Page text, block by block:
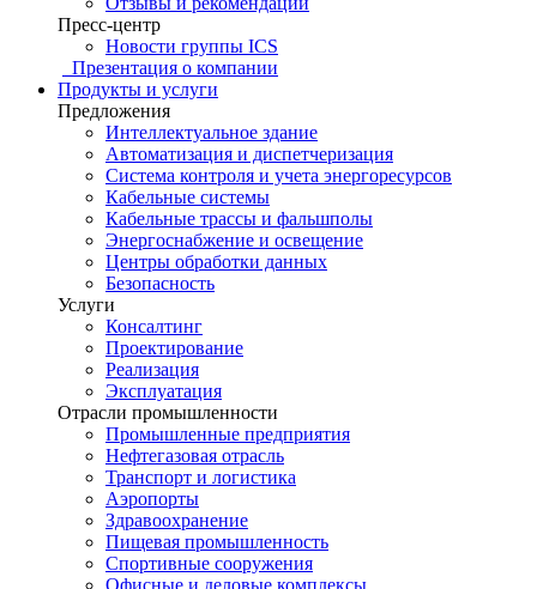
Пресс-центр
Новости группы ICS
Презентация о компании
Продукты и услуги
Предложения
Интеллектуальное здание
Автоматизация и диспетчеризация
Система контроля и учета энергоресурсов
Кабельные системы
Кабельные трассы и фальшполы
Энергоснабжение и освещение
Центры обработки данных
Безопасность
Услуги
Консалтинг
Проектирование
Реализация
Эксплуатация
Отрасли промышленности
Промышленные предприятия
Нефтегазовая отрасль
Транспорт и логистика
Аэропорты
Здравоохранение
Пищевая промышленность
Спортивные сооружения
Офисные и деловые комплексы